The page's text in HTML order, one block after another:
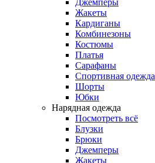
Жакеты
Кардиганы
Комбинезоны
Костюмы
Платья
Сарафаны
Спортивная одежда
Шорты
Юбки
Нарядная одежда
Посмотреть всё
Блузки
Брюки
Джемперы
Жакеты